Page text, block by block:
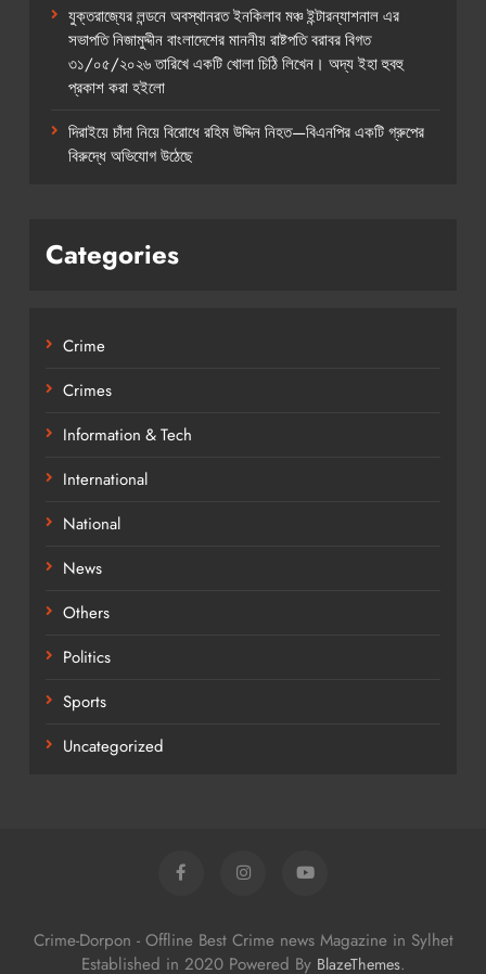
যুক্তরাজ্যের লন্ডনে অবস্থানরত ইনকিলাব মঞ্চ ইন্টারন্যাশনাল এর
সভাপতি নিজামুদ্দীন বাংলাদেশের মাননীয় রাষ্টপতি বরাবর বিগত
৩১/০৫/২০২৬ তারিখে একটি খোলা চিঠি লিখেন। অদ্য ইহা হুবহু
প্রকাশ করা হইলো
দিরাইয়ে চাঁদা নিয়ে বিরোধে রহিম উদ্দিন নিহত—বিএনপির একটি গ্রুপের
বিরুদ্ধে অভিযোগ উঠেছে
Categories
Crime
Crimes
Information & Tech
International
National
News
Others
Politics
Sports
Uncategorized
Crime-Dorpon - Offline Best Crime news Magazine in Sylhet
Established in 2020 Powered By BlazeThemes.